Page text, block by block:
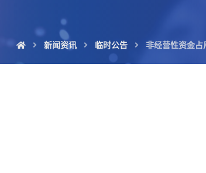
新闻资讯 临时公告 非经营性资金